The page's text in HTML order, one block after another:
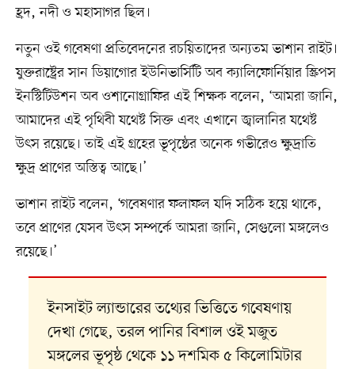
হ্রদ, নদী ও মহাসাগর ছিল।
নতুন ওই গবেষণা প্রতিবেদনের রচয়িতাদের অন্যতম ভাশান রাইট।
যুক্তরাষ্ট্রের সান ডিয়াগোর ইউনিভার্সিটি অব ক্যালিফোর্নিয়ার স্ক্রিপস
ইনস্টিটিউশন অব ওশানোগ্রাফির এই শিক্ষক বলেন, ‘আমরা জানি,
আমাদের এই পৃথিবী যথেষ্ট সিক্ত এবং এখানে জ্বালানির যথেষ্ট
উৎস রয়েছে। তাই এই গ্রহের ভূপৃষ্ঠের অনেক গভীরেও ক্ষুদ্রাতি
ক্ষুদ্র প্রাণের অস্তিত্ব আছে।’
ভাশান রাইট বলেন, ‘গবেষণার ফলাফল যদি সঠিক হয়ে থাকে,
তবে প্রাণের যেসব উৎস সম্পর্কে আমরা জানি, সেগুলো মঙ্গলেও
রয়েছে।’
ইনসাইট ল্যান্ডারের তথ্যের ভিত্তিতে গবেষণায়
দেখা গেছে, তরল পানির বিশাল ওই মজুত
মঙ্গলের ভূপৃষ্ঠ থেকে ১১ দশমিক ৫ কিলোমিটার